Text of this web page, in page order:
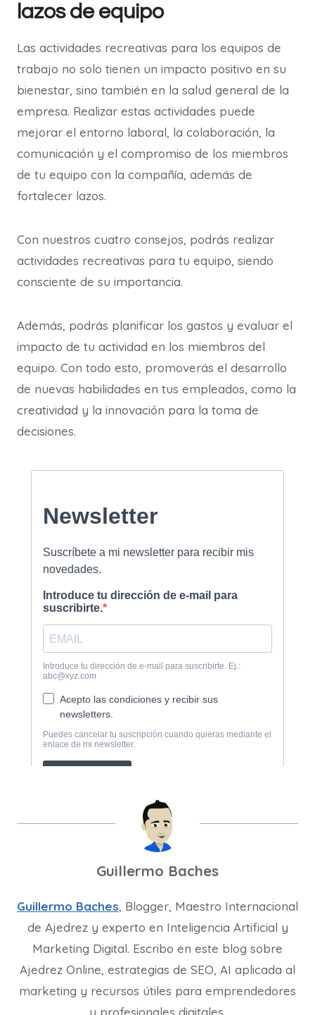
lazos de equipo
Las actividades recreativas para los equipos de
trabajo no solo tienen un impacto positivo en su
bienestar, sino también en la salud general de la
empresa. Realizar estas actividades puede
mejorar el entorno laboral, la colaboración, la
comunicación y el compromiso de los miembros
de tu equipo con la compañía, además de
fortalecer lazos.
Con nuestros cuatro consejos, podrás realizar
actividades recreativas para tu equipo, siendo
consciente de su importancia.
Además, podrás planificar los gastos y evaluar el
impacto de tu actividad en los miembros del
equipo. Con todo esto, promoverás el desarrollo
de nuevas habilidades en tus empleados, como la
creatividad y la innovación para la toma de
decisiones.
Guillermo Baches
Guillermo Baches, Blogger, Maestro Internacional
de Ajedrez y experto en Inteligencia Artificial y
Marketing Digital. Escribo en este blog sobre
Ajedrez Online, estrategias de SEO, AI aplicada al
marketing y recursos útiles para emprendedores
y profesionales digitales.